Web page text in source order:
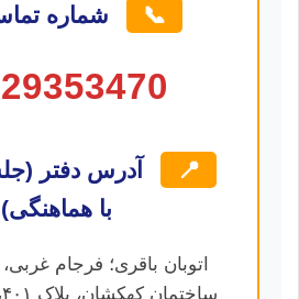
📞 شماره
📍
آدرس دفتر
با
اتوبان باقری؛ فرجام غربی،